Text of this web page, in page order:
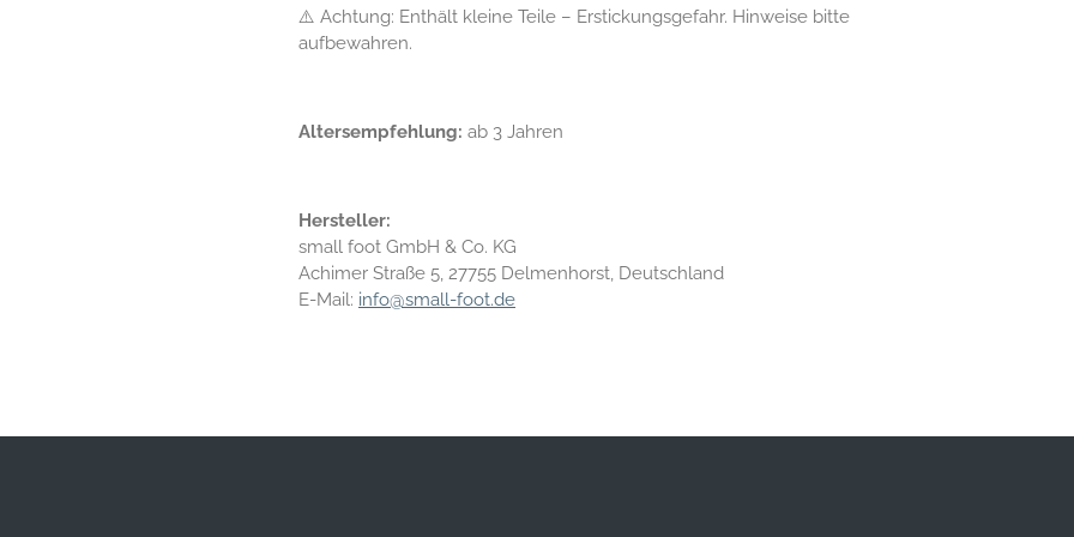
⚠️ Achtung: Enthält kleine Teile – Erstickungsgefahr. Hinweise bitte
aufbewahren.
Altersempfehlung: ab 3 Jahren
Hersteller:
small foot GmbH & Co. KG
Achimer Straße 5, 27755 Delmenhorst, Deutschland
E-Mail: info@small-foot.de